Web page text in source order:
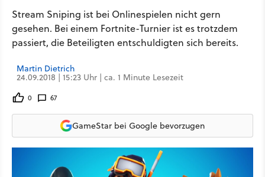
Stream Sniping ist bei Onlinespielen nicht gern
gesehen. Bei einem Fortnite-Turnier ist es trotzdem
passiert, die Beteiligten entschuldigten sich bereits.
Martin Dietrich
24.09.2018 | 15:23 Uhr | ca. 1 Minute Lesezeit
0 67
GameStar bei Google bevorzugen